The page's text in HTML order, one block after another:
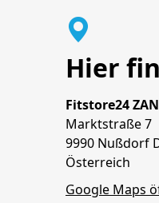
Hier
Fitstore24
Marktstraße 7
9990 Nußdorf
Österreich
Google Maps